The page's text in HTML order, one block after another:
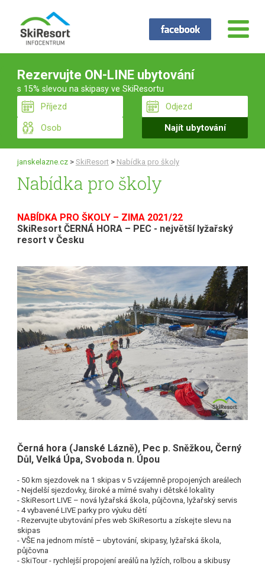
Rezervujte ON-LINE ubytování
s 15% slevou na skipasy ve SkiResortu
janskelazne.cz> SkiResort > Nabídka pro školy
Nabídka pro školy
NABÍDKA PRO ŠKOLY – ZIMA 2021/22
SkiResort ČERNÁ HORA – PEC - největší lyžařský
resort v Česku
Černá hora (Janské Lázně), Pec p. Sněžkou, Černý
Důl, Velká Úpa, Svoboda n. Úpou
- 50 km sjezdovek na 1 skipas v 5 vzájemně propojených areálech
- Nejdelší sjezdovky, široké a mírné svahy i dětské lokality
- SkiResort LIVE – nová lyžařská škola, půjčovna, lyžařský servis
- 4 vybavené LIVE parky pro výuku dětí
- Rezervujte ubytování přes web SkiResortu a získejte slevu na
skipas
- VŠE na jednom místě – ubytování, skipasy, lyžařská škola,
půjčovna
- SkiTour - rychlejší propojení areálů na lyžích, rolbou a skibusy